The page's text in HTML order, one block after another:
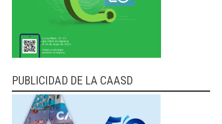
PUBLICIDAD DE LA CAASD